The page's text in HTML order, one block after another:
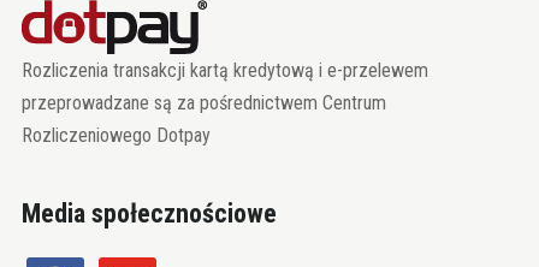
Rozliczenia transakcji kartą kredytową i e-przelewem
przeprowadzane są za pośrednictwem Centrum
Rozliczeniowego Dotpay
Media społecznościowe